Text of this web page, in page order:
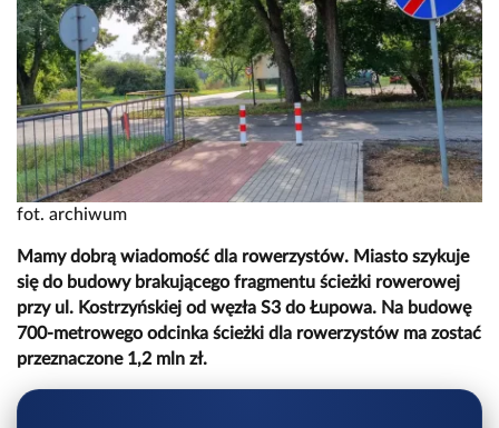
fot. archiwum
Mamy dobrą wiadomość dla rowerzystów. Miasto szykuje
się do budowy brakującego fragmentu ścieżki rowerowej
przy ul. Kostrzyńskiej od węzła S3 do Łupowa. Na budowę
700-metrowego odcinka ścieżki dla rowerzystów ma zostać
przeznaczone 1,2 mln zł.